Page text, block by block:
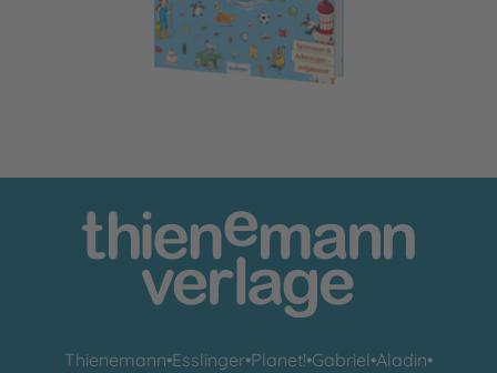
Thienemann•Esslinger•Planet!•Gabriel•Aladin•